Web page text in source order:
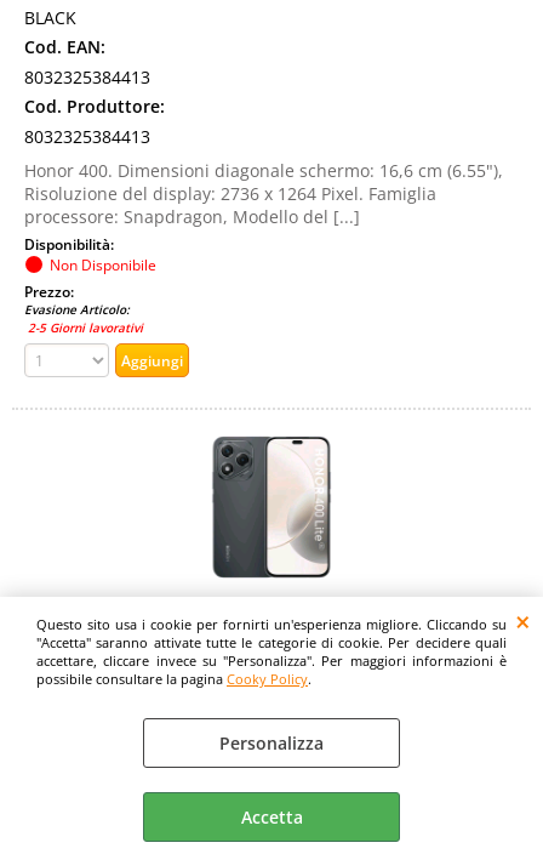
Questo sito usa i cookie per fornirti un'esperienza migliore. Cliccando su
"Accetta" saranno attivate tutte le categorie di cookie. Per decidere quali
accettare, cliccare invece su "Personalizza". Per maggiori informazioni è
possibile consultare la pagina Cooky Policy.
Personalizza
Accetta
BLACK
Cod. EAN:
8032325384413
Cod. Produttore:
8032325384413
Honor 400. Dimensioni diagonale schermo: 16,6 cm (6.55"),
Risoluzione del display: 2736 x 1264 Pixel. Famiglia
processore: Snapdragon, Modello del [...]
Disponibilità:
Non Disponibile
Prezzo:
Evasione Articolo:
2-5 Giorni lavorativi
HONOR 400 LITE 5G DUAL SIM 6.7" OCTA CORE
256GB RAM 8GB 5G EUROPA VELVET BLACK
Cod. art.: